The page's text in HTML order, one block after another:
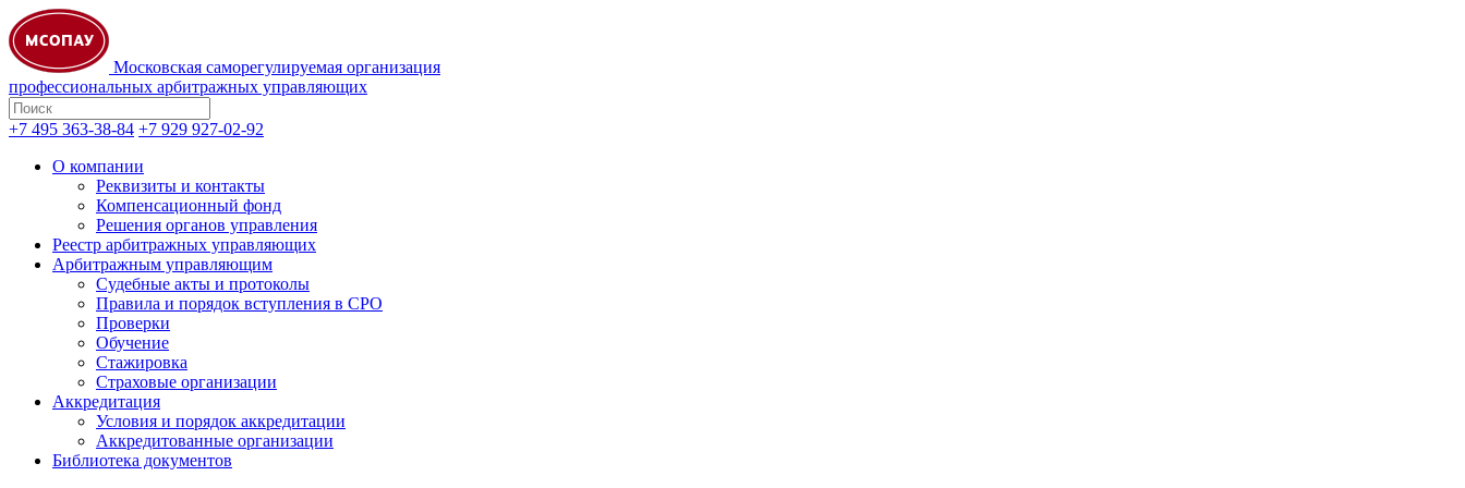
Московская саморегулируемая организация
профессиональных арбитражных управляющих
+7 495 363-38-84 +7 929 927-02-92
О компании
Реквизиты и контакты
Компенсационный фонд
Решения органов управления
Реестр арбитражных управляющих
Арбитражным управляющим
Судебные акты и протоколы
Правила и порядок вступления в СРО
Проверки
Обучение
Стажировка
Страховые организации
Аккредитация
Условия и порядок аккредитации
Аккредитованные организации
Библиотека документов